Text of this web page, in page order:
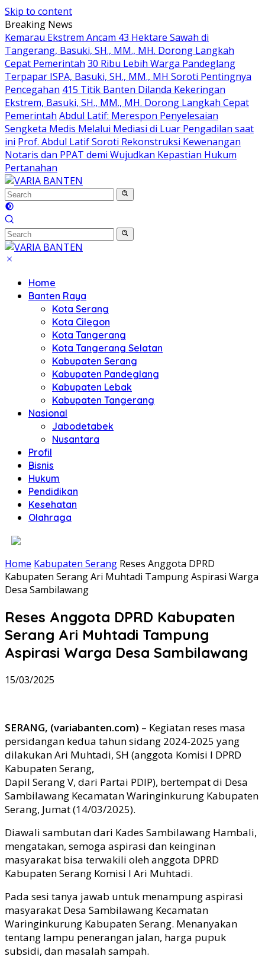
Skip to content
Breaking News
Kemarau Ekstrem Ancam 43 Hektare Sawah di
Tangerang, Basuki, SH., MM., MH. Dorong Langkah
Cepat Pemerintah 30 Ribu Lebih Warga Pandeglang
Terpapar ISPA, Basuki, SH., MM., MH Soroti Pentingnya
Pencegahan 415 Titik Banten Dilanda Kekeringan
Ekstrem, Basuki, SH., MM., MH. Dorong Langkah Cepat
Pemerintah Abdul Latif: Merespon Penyelesaian
Sengketa Medis Melalui Mediasi di Luar Pengadilan saat
ini Prof. Abdul Latif Soroti Rekonstruksi Kewenangan
Notaris dan PPAT demi Wujudkan Kepastian Hukum
Pertanahan
Home
Banten Raya
Kota Serang
Kota Cilegon
Kota Tangerang
Kota Tangerang Selatan
Kabupaten Serang
Kabupaten Pandeglang
Kabupaten Lebak
Kabupaten Tangerang
Nasional
Jabodetabek
Nusantara
Profil
Bisnis
Hukum
Pendidikan
Kesehatan
Olahraga
Home Kabupaten Serang Reses Anggota DPRD
Kabupaten Serang Ari Muhtadi Tampung Aspirasi Warga
Desa Sambilawang
Reses Anggota DPRD Kabupaten
Serang Ari Muhtadi Tampung
Aspirasi Warga Desa Sambilawang
15/03/2025
SERANG, (variabanten.com) – Kegiatan reses masa
persidangan kedua tahun sidang 2024-2025 yang
dilakukan Ari Muhtadi, SH (anggota Komisi I DPRD
Kabupaten Serang,
Dapil Serang V, dari Partai PDIP), bertempat di Desa
Sambilawang Kecamatan Waringinkurung Kabupaten
Serang, Jumat (14/03/2025).
Diawali sambutan dari Kades Sambilawang Hambali,
mengatakan, semoga aspirasi dan keinginan
masyarakat bisa terwakili oleh anggota DPRD
Kabupaten Serang Komisi I Ari Muhtadi.
Pada sesi tanya jawab untuk menampung aspirasi
masyarakat Desa Sambilawang Kecamatan
Waringinkurung Kabupaten Serang. Menanyakan
tentang lampu penerangan jalan, harga pupuk
subsidi, dan masalah sampah.